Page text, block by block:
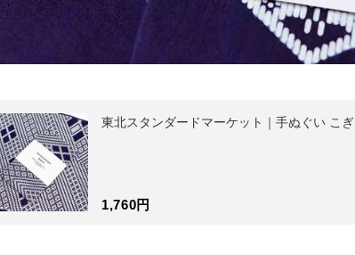
東北スタンダードマーケット｜手ぬぐい こ
1,760円